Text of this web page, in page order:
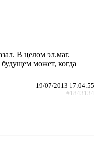
В целом эл.маг.
будущем может, когда
19/07/2013 17:04:55
#1843134